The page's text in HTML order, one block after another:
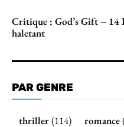
Critique : God’s Gift – 14
haletant
PAR GENRE
thriller(114) romance